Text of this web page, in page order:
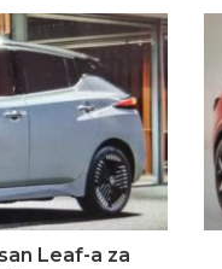
Leaf-a za